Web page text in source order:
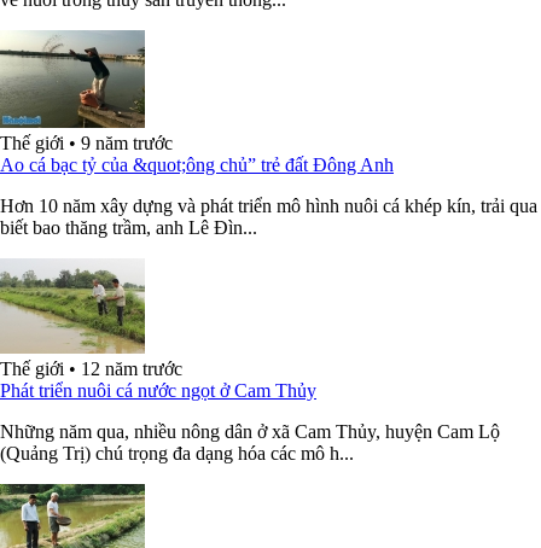
Thế giới • 9 năm trước
Ao cá bạc tỷ của &quot;ông chủ” trẻ đất Đông Anh
Hơn 10 năm xây dựng và phát triển mô hình nuôi cá khép kín, trải qua
biết bao thăng trầm, anh Lê Đìn...
Thế giới • 12 năm trước
Phát triển nuôi cá nước ngọt ở Cam Thủy
Những năm qua, nhiều nông dân ở xã Cam Thủy, huyện Cam Lộ
(Quảng Trị) chú trọng đa dạng hóa các mô h...